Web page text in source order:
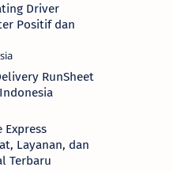
Driver
Positif dan
RunSheet
Express
Layanan, dan
Terbaru